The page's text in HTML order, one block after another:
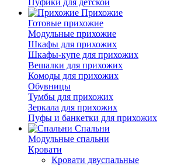
Пуфики для детской
Прихожие
Готовые прихожие
Модульные прихожие
Шкафы для прихожих
Шкафы-купе для прихожих
Вешалки для прихожих
Комоды для прихожих
Обувницы
Тумбы для прихожих
Зеркала для прихожих
Пуфы и банкетки для прихожих
Спальни
Модульные спальни
Кровати
Кровати двуспальные